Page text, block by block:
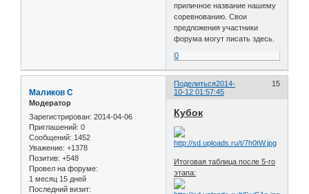
приличное название нашему
соревнованию. Свои
предложения участники
форума могут писать здесь.
0
Поделиться 15
2014-
10-12 01:57:45
Маликов С
Модератор
Зарегистрирован: 2014-04-06
Приглашений: 0
Сообщений: 1452
Уважение: +1378
Позитив: +548
Провел на форуме:
1 месяц 15 дней
Последний визит:
Кубок
Итоговая таблица после 5-го
этапа: